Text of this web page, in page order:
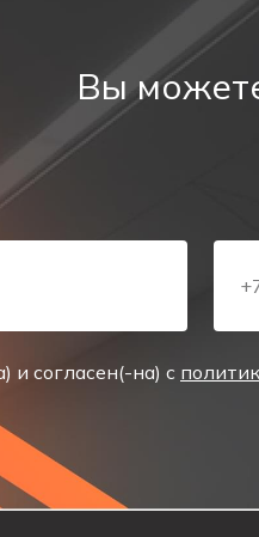
больницы;
комплексы;
людей.
использовать
помогает выстроить
выходов следует
чрезвычайных
Вы
и согласен(-на) с